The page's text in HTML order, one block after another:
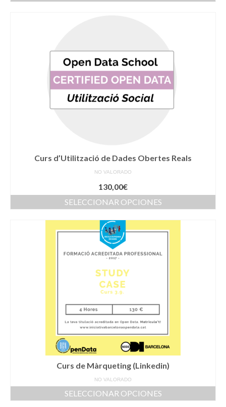
Las
opciones
se
elegir
en
Curs d’Utilització de Dades Obertes Reals
NO VALORADO
130,00€
SELECCIONAR OPCIONES
producto
tiene
múltiples
variantes.
opciones
se
pueden
elegir
en
la
página
producto
Curs de Màrqueting (Linkedin)
NO VALORADO
SELECCIONAR OPCIONES